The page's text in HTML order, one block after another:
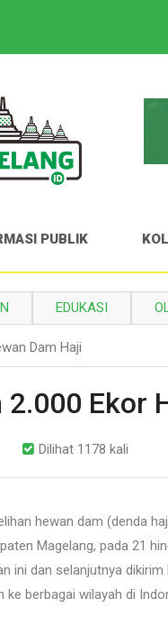
PUBLIK
EDUKASI
Dam Haji
Ekor
Dilihat 1178 kali
hewan dam (denda
Magelang, pada 21
ini dan selanjutnya
berbagai wilayah di